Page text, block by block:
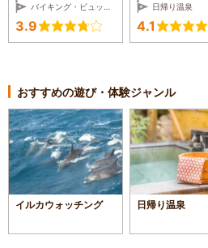
3.9
日帰り温泉
4.1
おすすめの遊び・体験ジャンル
イルカウォッチング 日帰り温泉